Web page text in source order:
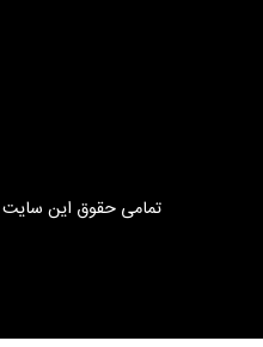
تمامی حقوق این سایت